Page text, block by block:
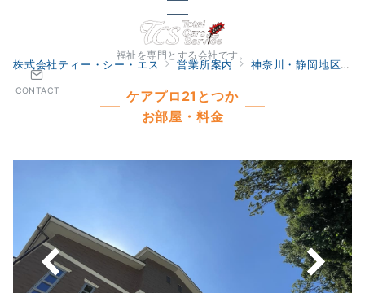
福祉を専門とする会社です。
CONTACT
株式会社ティー・シー・エス 営業所案内 神奈川・静岡地区
ケアプロ21とつか
お部屋・料金